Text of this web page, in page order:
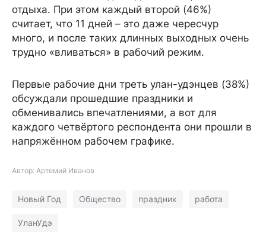
отдыха. При этом каждый второй (46%)
считает, что 11 дней – это даже чересчур
много, и после таких длинных выходных очень
трудно «вливаться» в рабочий режим.
Первые рабочие дни треть улан-удэнцев (38%)
обсуждали прошедшие праздники и
обменивались впечатлениями, а вот для
каждого четвёртого респондента они прошли в
напряжённом рабочем графике.
Автор: Артемий Иванов
Новый Год Общество праздник работа
УланУдэ